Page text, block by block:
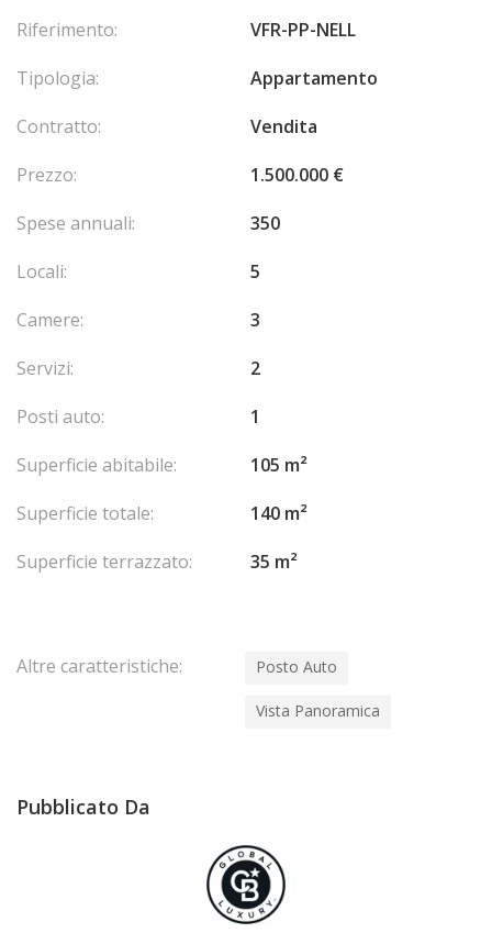
Riferimento:
VFR-PP-NELL
Tipologia:
Appartamento
Contratto:
Vendita
Prezzo:
1.500.000 €
Spese annuali:
350
Locali:
5
Camere:
3
Servizi:
2
Posti auto:
1
Superficie abitabile:
105 m²
Superficie totale:
140 m²
Superficie terrazzato:
35 m²
Altre caratteristiche: Posto Auto
Vista Panoramica
Pubblicato Da